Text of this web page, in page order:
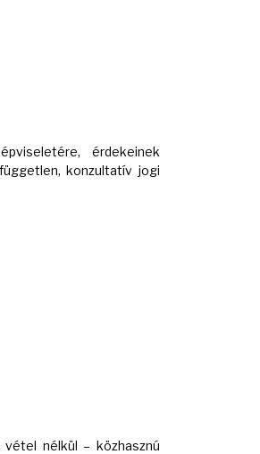
érdekeinek
konzultatív jogi
vétel nélkül – közhasznú